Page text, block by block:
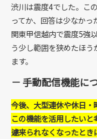
渋川は震度4でした。こ
ってか、回答は少なかっ
関東甲信越内で震度5強
う少し範囲を狭めたほ
ます。
－ 手動配信機能に
今後、大型連休や休日
この機能を活用したい
遽来られなくなったと